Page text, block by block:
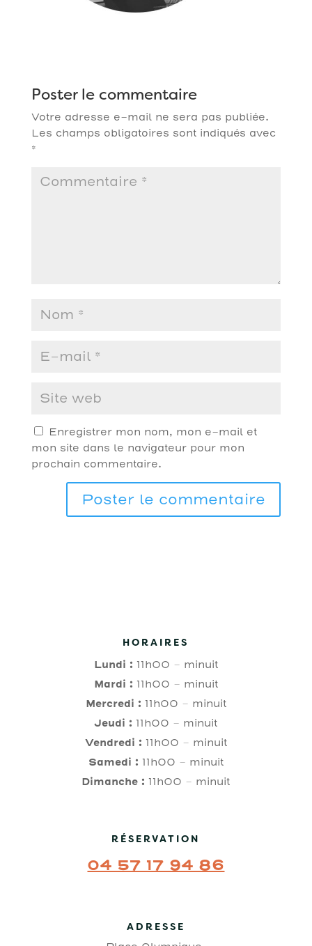
Poster le commentaire
Votre adresse e-mail ne sera pas publiée.
Les champs obligatoires sont indiqués avec
*
Enregistrer mon nom, mon e-mail et
mon site dans le navigateur pour mon
prochain commentaire.
HORAIRES
Lundi : 11h00 – minuit
Mardi : 11h00 – minuit
Mercredi : 11h00 – minuit
Jeudi : 11h00 – minuit
Vendredi : 11h00 – minuit
Samedi : 11h00 – minuit
Dimanche : 11h00 – minuit
RÉSERVATION
04 57 17 94 86
ADRESSE